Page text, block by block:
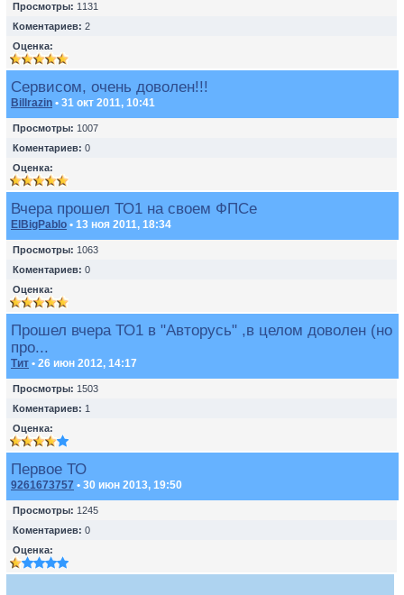
Просмотры: 1131
Коментариев: 2
Оценка:
Сервисом, очень доволен!!!
Billrazin • 31 окт 2011, 10:41
Просмотры: 1007
Коментариев: 0
Оценка:
Вчера прошел ТО1 на своем ФПСе
ElBigPablo • 13 ноя 2011, 18:34
Просмотры: 1063
Коментариев: 0
Оценка:
Прошел вчера ТО1 в "Авторусь" ,в целом доволен (но
про...
Тит • 26 июн 2012, 14:17
Просмотры: 1503
Коментариев: 1
Оценка:
Первое ТО
9261673757 • 30 июн 2013, 19:50
Просмотры: 1245
Коментариев: 0
Оценка: